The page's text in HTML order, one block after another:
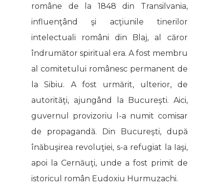
române de la 1848 din Transilvania,
influenţând şi acţiunile tinerilor
intelectuali români din Blaj, al căror
îndrumător spiritual era. A fost membru
al comitetului românesc permanent de
la Sibiu. A fost urmărit, ulterior, de
autorităţi, ajungând la Bucureşti. Aici,
guvernul provizoriu l-a numit comisar
de propagandă. Din Bucureşti, după
înăbuşirea revoluţiei, s-a refugiat la Iaşi,
apoi la Cernăuţi, unde a fost primit de
istoricul român Eudoxiu Hurmuzachi.